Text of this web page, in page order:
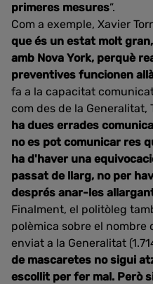
primeres mesures”.
Com a exemple, Xavier
que és un estat molt
amb Nova York, perquè
preventives funcionen
fa a la capacitat
com des de la Generalitat,
ha dues errades
no es pot comunicar res
ha d'haver una
passat de llarg, no per
després anar-les
Finalment, el politòleg
polèmica sobre el nombre
enviat a la Generalitat
de mascaretes no sigui
escollit per fer mal. Però